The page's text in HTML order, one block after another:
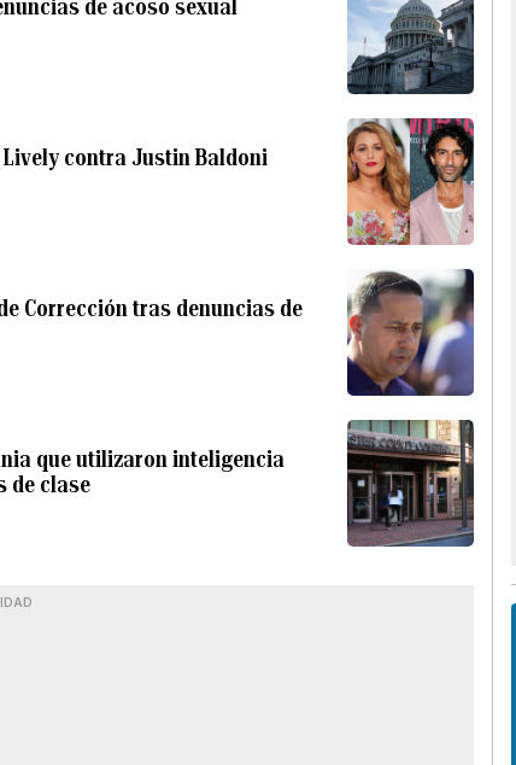
de acoso sexual
contra Justin Baldoni
Corrección tras denuncias de
que utilizaron inteligencia
de clase